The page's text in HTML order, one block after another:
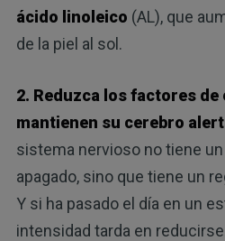
ácido linoleico (AL), que
de la piel al sol.
2. Reduzca los factores de
mantienen su cerebro
sistema nervioso no tiene
apagado, sino que tiene un
Y si ha pasado el día en un
intensidad tarda en